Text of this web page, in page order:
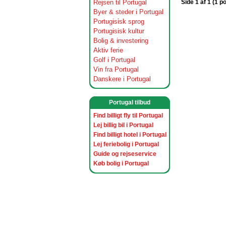
Rejsen til Portugal
Byer & steder i Portugal
Portugisisk sprog
Portugisisk kultur
Bolig & investering
Aktiv ferie
Golf i Portugal
Vin fra Portugal
Danskere i Portugal
Portugal tilbud
Find billigt fly til Portugal
Lej billig bil i Portugal
Find billigt hotel i Portugal
Lej feriebolig i Portugal
Guide og rejseservice
Køb bolig i Portugal
Side 1 af 1 (1